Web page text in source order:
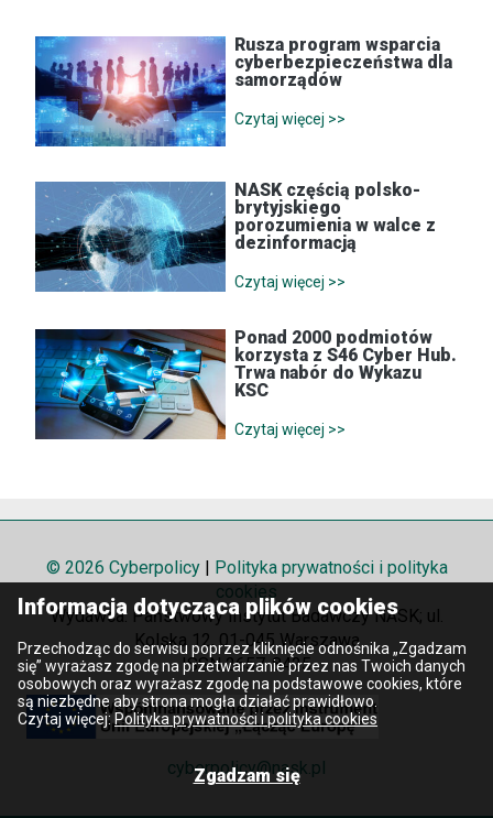
Rusza program wsparcia
cyberbezpieczeństwa dla
samorządów
Czytaj więcej >>
NASK częścią polsko-
brytyjskiego
porozumienia w walce z
dezinformacją
Czytaj więcej >>
Ponad 2000 podmiotów
korzysta z S46 Cyber Hub.
Trwa nabór do Wykazu
KSC
Czytaj więcej >>
© 2026 Cyberpolicy | Polityka prywatności i polityka
cookies
Wydawca: Państwowy Instytut Badawczy NASK; ul.
Kolska 12, 01-045 Warszawa
ISSN 2657-8425
cyberpolicy@nask.pl
Informacja dotycząca plików cookies
Przechodząc do serwisu poprzez kliknięcie odnośnika „Zgadzam
się” wyrażasz zgodę na przetwarzanie przez nas Twoich danych
osobowych oraz wyrażasz zgodę na podstawowe cookies, które
są niezbędne aby strona mogła działać prawidłowo.
Czytaj więcej: Polityka prywatności i polityka cookies
Zgadzam się